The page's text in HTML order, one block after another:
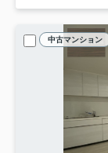
中古マンション